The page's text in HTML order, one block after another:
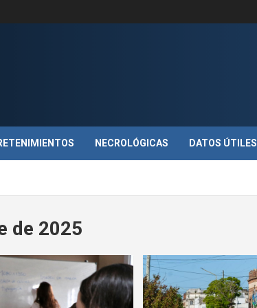
NECROLÓGICAS DATOS ÚTILES
de 2025